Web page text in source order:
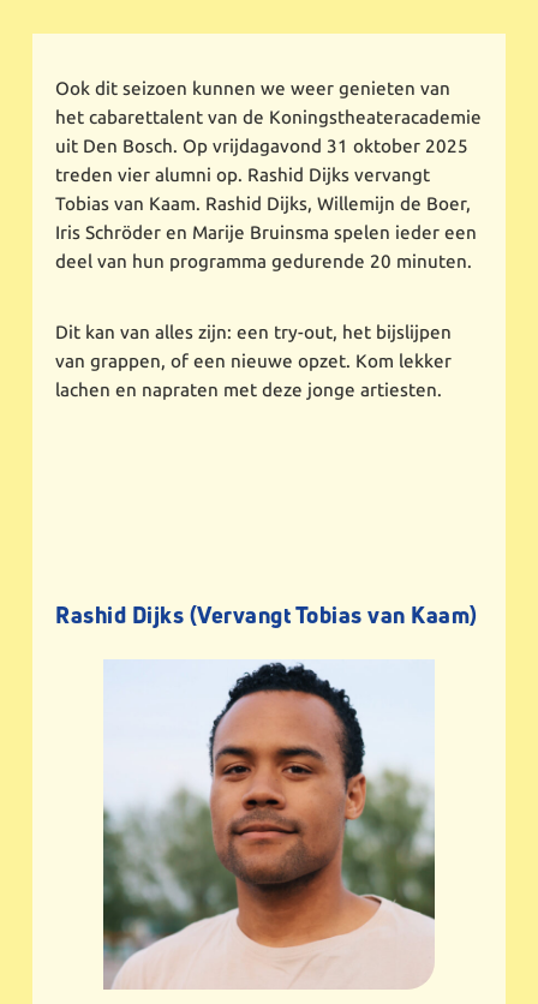
Ook dit seizoen kunnen we weer genieten van
het cabarettalent van de Koningstheateracademie
uit Den Bosch. Op vrijdagavond 31 oktober 2025
treden vier alumni op. Rashid Dijks vervangt
Tobias van Kaam. Rashid Dijks, Willemijn de Boer,
Iris Schröder en Marije Bruinsma spelen ieder een
deel van hun programma gedurende 20 minuten.
Dit kan van alles zijn: een try-out, het bijslijpen
van grappen, of een nieuwe opzet. Kom lekker
lachen en napraten met deze jonge artiesten.
Rashid Dijks (Vervangt Tobias van Kaam)